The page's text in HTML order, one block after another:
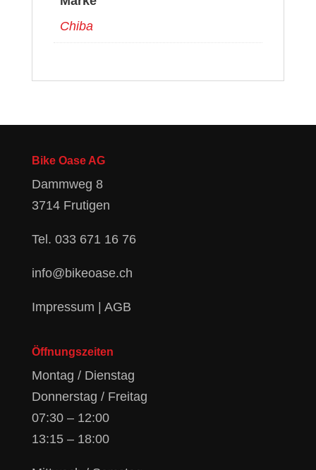
Chiba
Bike Oase AG
Dammweg 8
3714 Frutigen
Tel. 033 671 16 76
info@bikeoase.ch
Impressum AGB
Öffnungszeiten
Montag / Dienstag
Donnerstag / Freitag
07:30 – 12:00
13:15 – 18:00